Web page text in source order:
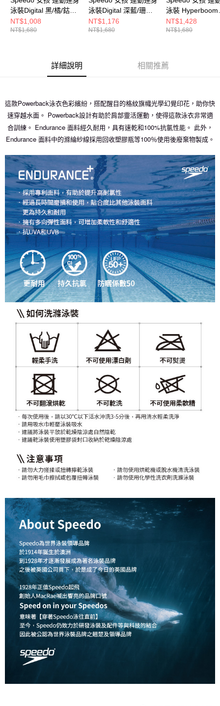
泳裝Digital 黑/橘/鈷藍/
黃
NT$1,008
NT$1,680
泳裝Digital 深藍/珊瑚
橘/藍紫
NT$1,176
NT$1,680
泳裝 Hyperboom
Splice 黑/藍/粉
NT$1,428
NT$1,680
詳細說明 相關推薦
這款Powerback泳衣色彩繽紛，搭配醒目的格紋旗幟光學幻覺印花，助你快
速穿越水面。 Powerback設計有助於肩部靈活運動，使得這款泳衣非常適
合訓練。 Endurance 面料經久耐用，具有速乾和100%抗氯性能。 此外，
Endurance 面料中的滌綸紗線採用回收塑膠瓶等100％使用後廢棄物製成。